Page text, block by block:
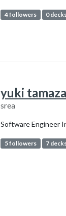
4 followers 0
yuki
srea
Software Engineer
5 followers 7